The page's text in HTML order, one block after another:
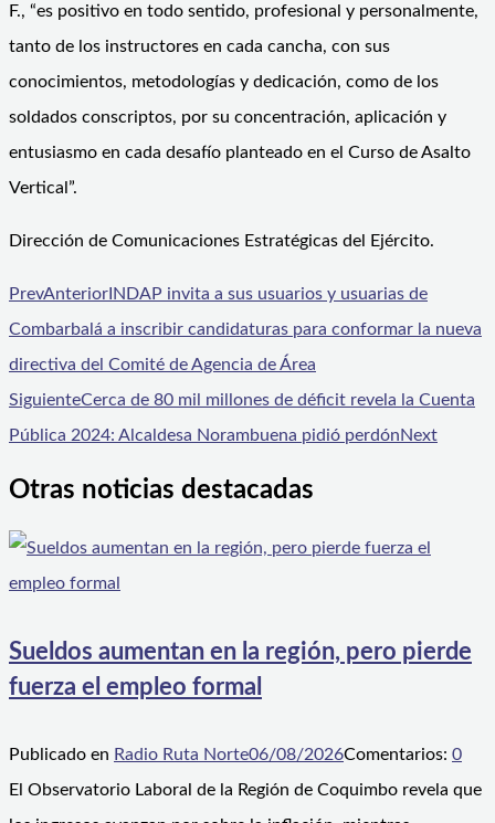
F., “es positivo en todo sentido, profesional y personalmente,
tanto de los instructores en cada cancha, con sus
conocimientos, metodologías y dedicación, como de los
soldados conscriptos, por su concentración, aplicación y
entusiasmo en cada desafío planteado en el Curso de Asalto
Vertical”.
Dirección de Comunicaciones Estratégicas del Ejército.
PrevAnteriorINDAP invita a sus usuarios y usuarias de
Combarbalá a inscribir candidaturas para conformar la nueva
directiva del Comité de Agencia de Área
SiguienteCerca de 80 mil millones de déficit revela la Cuenta
Pública 2024: Alcaldesa Norambuena pidió perdónNext
Otras noticias destacadas
Sueldos aumentan en la región, pero pierde
fuerza el empleo formal
Publicado en Radio Ruta Norte06/08/2026Comentarios: 0
El Observatorio Laboral de la Región de Coquimbo revela que